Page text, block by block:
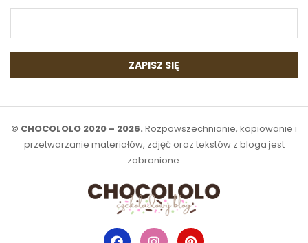
© CHOCOLOLO 2020 – 2026. Rozpowszechnianie, kopiowanie i
przetwarzanie materiałów, zdjęć oraz tekstów z bloga jest
zabronione.